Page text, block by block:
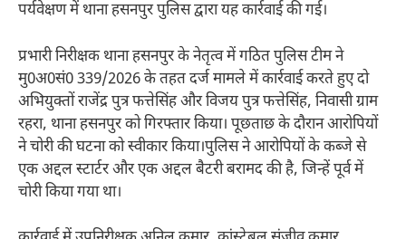
पर्यवेक्षण में थाना हसनपुर पुलिस द्वारा यह कार्रवाई की गई।
प्रभारी निरीक्षक थाना हसनपुर के नेतृत्व में गठित पुलिस टीम ने
मु0अ0सं0 339/2026 के तहत दर्ज मामले में कार्रवाई करते हुए दो
अभियुक्तों राजेंद्र पुत्र फत्तेसिंह और विजय पुत्र फत्तेसिंह, निवासी ग्राम
रहरा, थाना हसनपुर को गिरफ्तार किया। पूछताछ के दौरान आरोपियों
ने चोरी की घटना को स्वीकार किया।पुलिस ने आरोपियों के कब्जे से
एक अद्दल स्टार्टर और एक अद्दल बैटरी बरामद की है, जिन्हें पूर्व में
चोरी किया गया था।